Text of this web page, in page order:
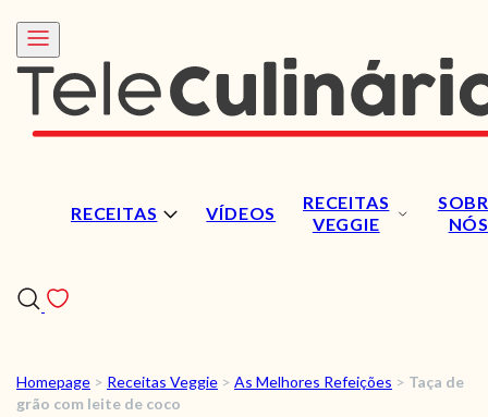
RECEITAS VÍDEOS
RECEITAS
VEGGIE
NÓS
RECEITAS
Homepage > Receitas Veggie > As Melhores Refeições > Taça de
grão com leite de coco